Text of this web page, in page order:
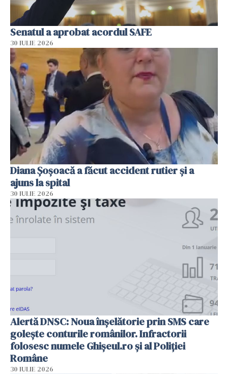
Senatul a aprobat acordul SAFE
30 IULIE 2026
Diana Șoșoacă a făcut accident rutier și a
ajuns la spital
30 IULIE 2026
Alertă DNSC: Noua înșelătorie prin SMS care
golește conturile românilor. Infractorii
folosesc numele Ghișeul.ro și al Poliției
Române
30 IULIE 2026